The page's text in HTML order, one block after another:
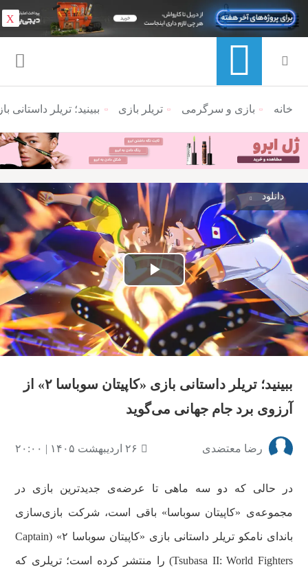
منوی ناوبری خرده نان
خانه بازی و سرگرمی تریلر بازی ببینید؛ تریلر داستانی بازی «کاپیتان
پخش
ویدیو
دانلود
ببینید؛ تریلر داستانی بازی «کاپیتان سوباسا ۲» از
آرزوی برد جام جهانی می‌گوید
رضا معتضدی ۲۶ اردیبهشت ۱۴۰۵ | ۲۰:۰۰
در حالی که دو سه ماهی تا عرضه‌ی جدیدترین بازی در
مجموعه‌ی «کاپیتان سوباسا» باقی است، شرکت بازی‌سازی
باندای نامکو تریلر داستانی بازی «کاپیتان سوباسا ۲» (Captain
Tsubasa II: World Fighters) را منتشر کرده است؛ تریلری که
X